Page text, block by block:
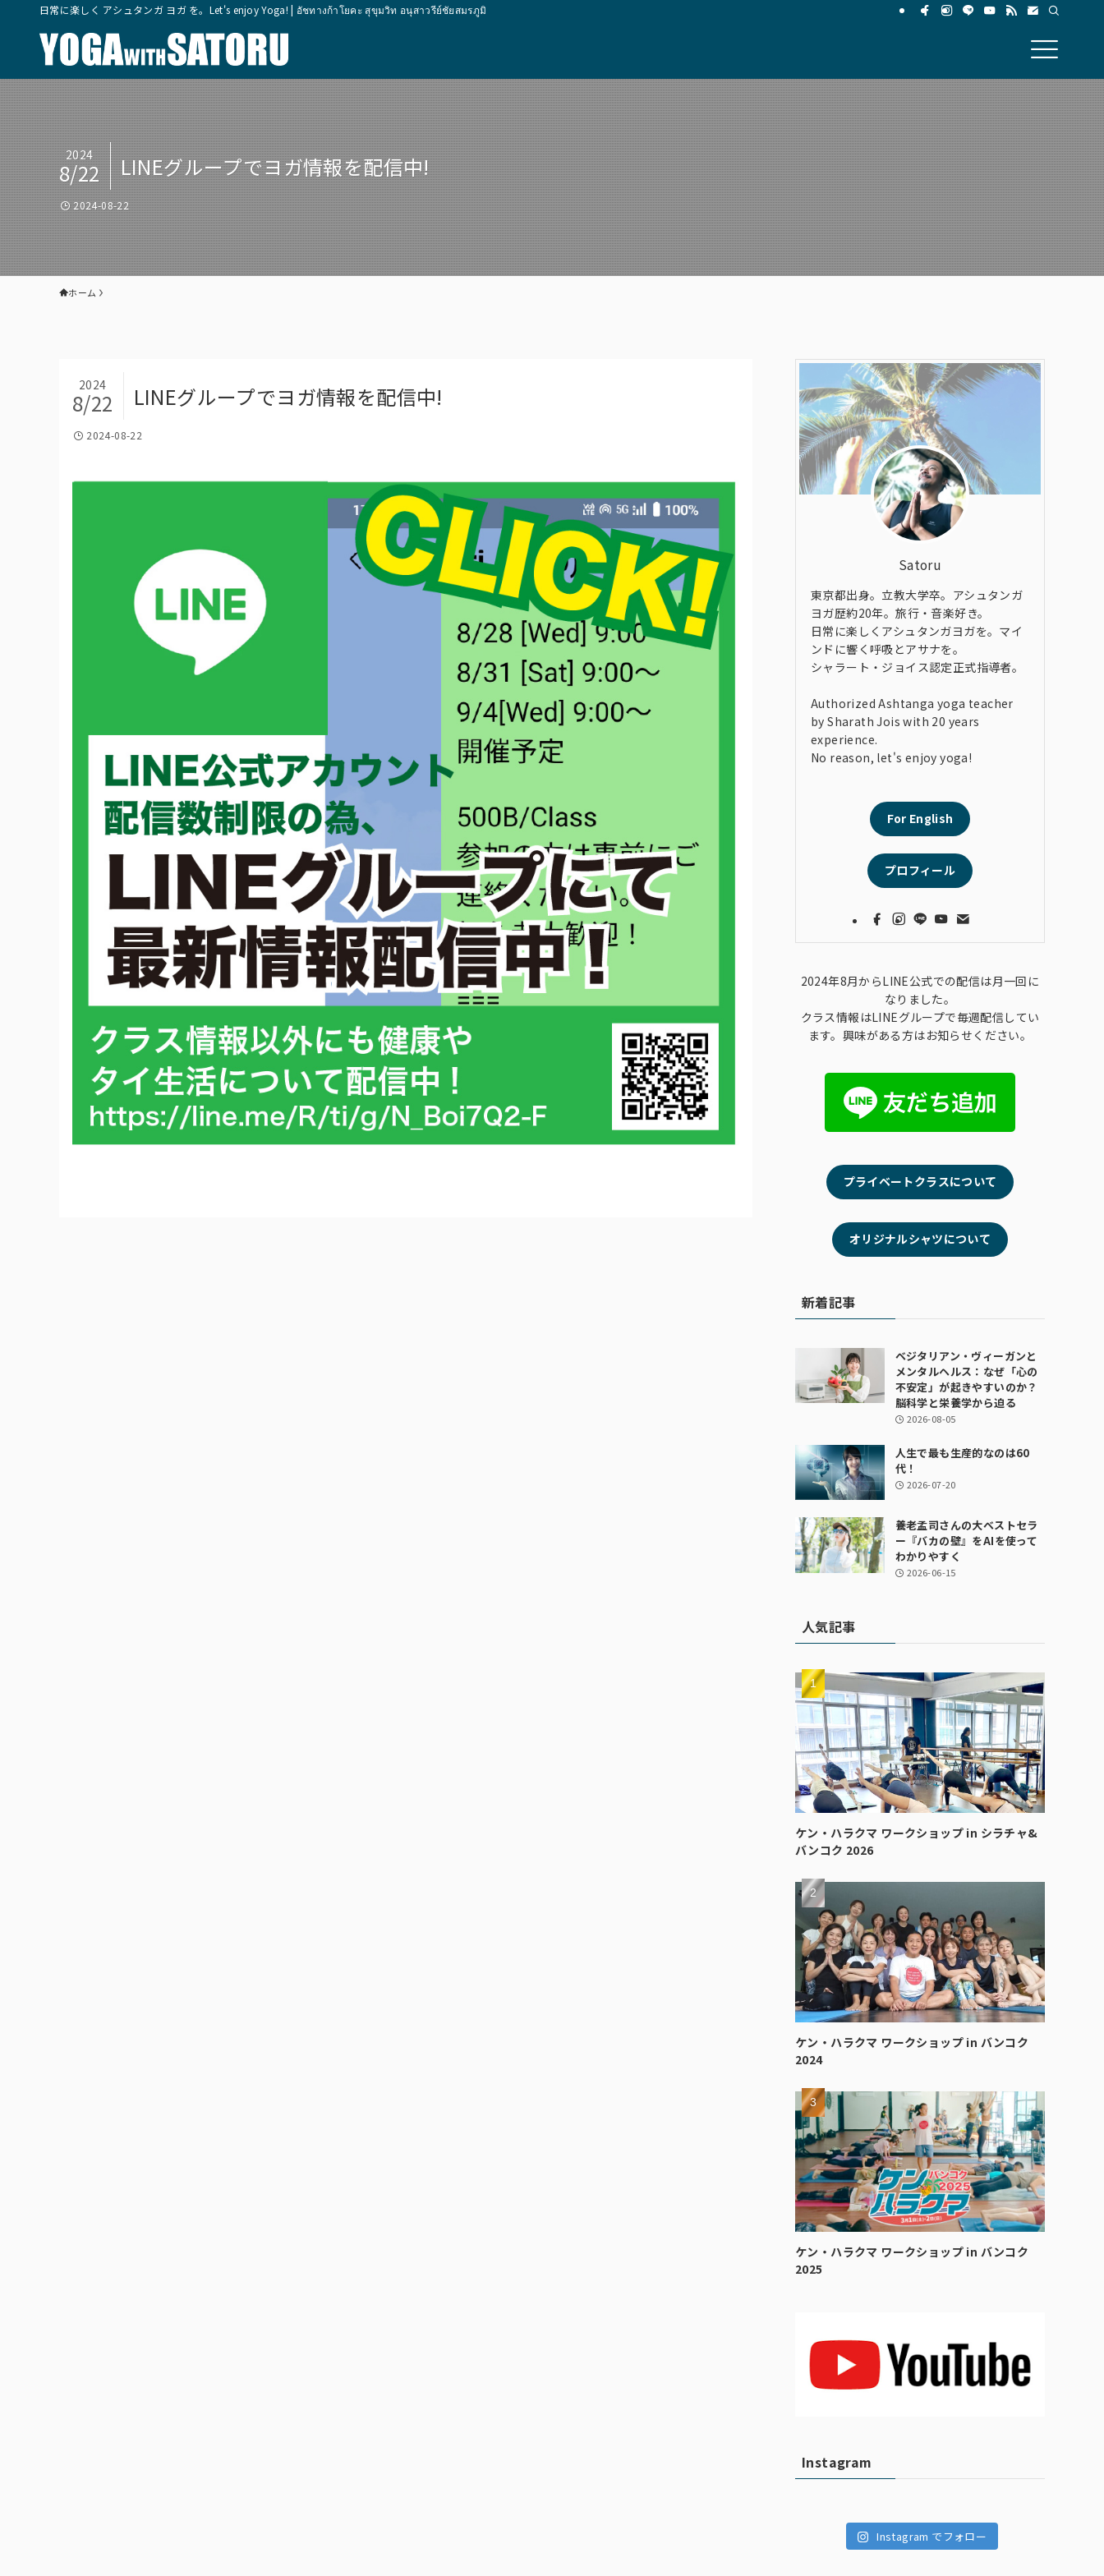
日常に楽しく アシュタンガ ヨガ を。Let's enjoy Yoga! | อัชทางก้าโยคะ สุขุมวิท อนุสาวรีย์ชัยสมรภูมิ
LINEグループでヨガ情報を配信中!
2024
8/22
2024-08-22
ホーム
LINEグループでヨガ情報を配信中!
2024
8/22
2024-08-22
Satoru
東京都出身。立教大学卒。アシュタンガ
ヨガ歴約20年。旅行・音楽好き。
日常に楽しくアシュタンガヨガを。マイ
ンドに響く呼吸とアサナを。
シャラート・ジョイス認定正式指導者。
Authorized Ashtanga yoga teacher
by Sharath Jois with 20 years
experience.
No reason, let's enjoy yoga!
For English
プロフィール
2024年8月からLINE公式での配信は月一回に
なりました。
クラス情報はLINEグループで毎週配信してい
ます。興味がある方はお知らせください。
プライベートクラスについて
オリジナルシャツについて
新着記事
ベジタリアン・ヴィーガンと
メンタルヘルス：なぜ「心の
不安定」が起きやすいのか？
脳科学と栄養学から迫る
2026-08-05
人生で最も生産的なのは60
代！
2026-07-20
養老孟司さんの大ベストセラ
ー『バカの壁』をAIを使って
わかりやすく
2026-06-15
人気記事
ケン・ハラクマ ワークショップ in シラチャ&
バンコク 2026
ケン・ハラクマ ワークショップ in バンコク
2024
ケン・ハラクマ ワークショップ in バンコク
2025
Instagram
Instagram でフォロー